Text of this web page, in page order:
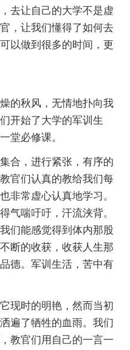
去让自己的大学不是虚
，让我们懂得了如何去
以做到很多的时间，更
的秋风，无情地扑向我
开始了大学的军训生
堂必修课。
合，进行紧张，有序的
官们认真的教给我们每
非常虚心认真地学习。
气喘吁吁，汗流浃背。
们能感觉得到体内那股
断的收获，收获人生那
德。军训生活，苦中有
现时的明艳，然而当初
遍了牺牲的血雨。我们
教官们用自己的一言一